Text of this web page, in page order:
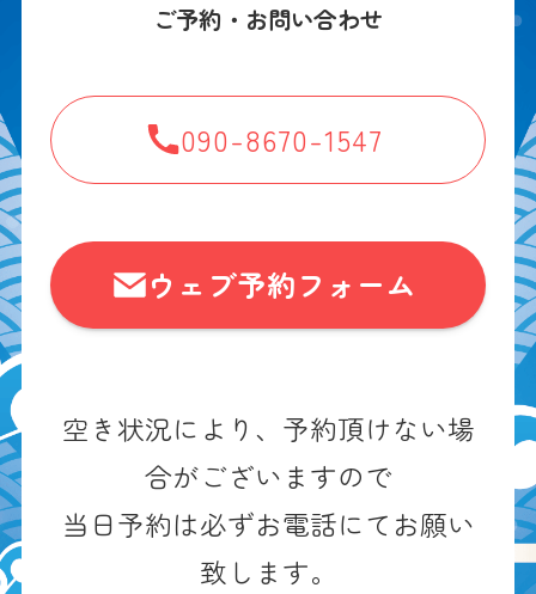
ご予約・お問い合わせ
090-8670-1547
ウェブ予約フォーム
空き状況により、予約頂けない場
合がございますので
当日予約は必ずお電話にてお願い
致します。